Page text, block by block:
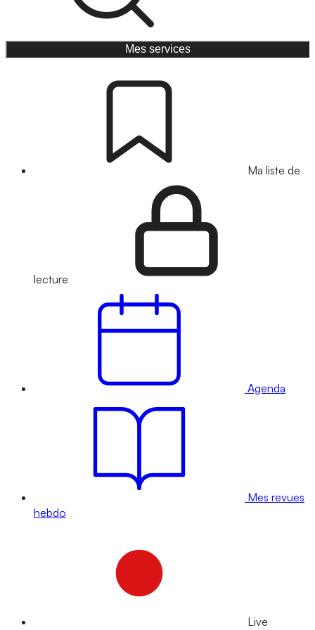
Mes services
Ma liste de
lecture
Agenda
Mes revues
hebdo
Live